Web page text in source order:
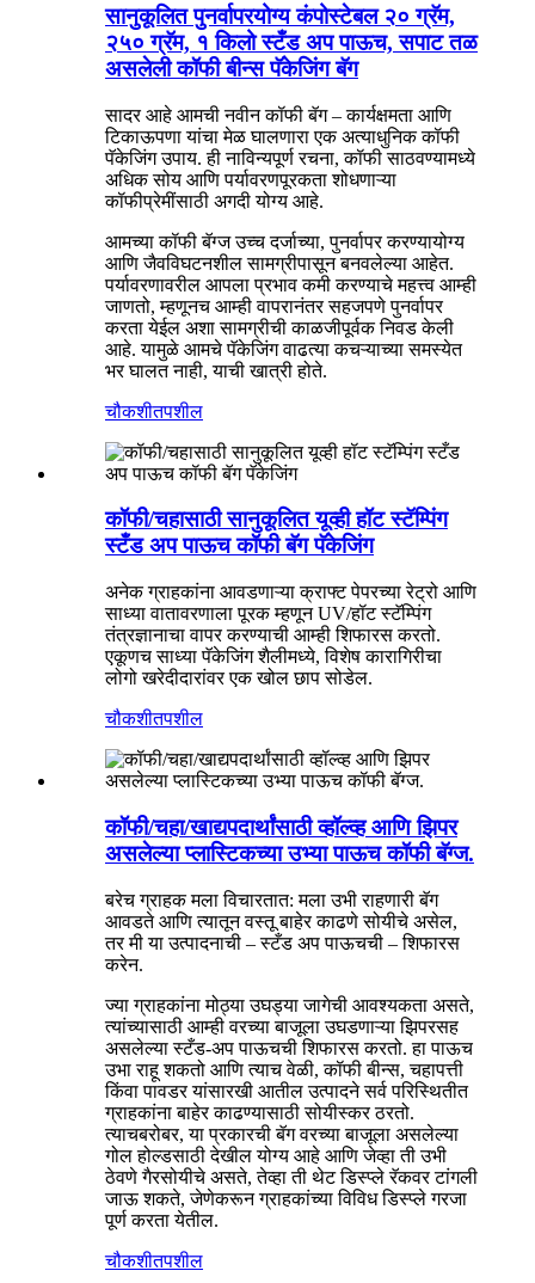
सानुकूलित पुनर्वापरयोग्य कंपोस्टेबल २० ग्रॅम,
२५० ग्रॅम, १ किलो स्टँड अप पाऊच, सपाट तळ
असलेली कॉफी बीन्स पॅकेजिंग बॅग
सादर आहे आमची नवीन कॉफी बॅग – कार्यक्षमता आणि
टिकाऊपणा यांचा मेळ घालणारा एक अत्याधुनिक कॉफी
पॅकेजिंग उपाय. ही नाविन्यपूर्ण रचना, कॉफी साठवण्यामध्ये
अधिक सोय आणि पर्यावरणपूरकता शोधणाऱ्या
कॉफीप्रेमींसाठी अगदी योग्य आहे.
आमच्या कॉफी बॅग्ज उच्च दर्जाच्या, पुनर्वापर करण्यायोग्य
आणि जैवविघटनशील सामग्रीपासून बनवलेल्या आहेत.
पर्यावरणावरील आपला प्रभाव कमी करण्याचे महत्त्व आम्ही
जाणतो, म्हणूनच आम्ही वापरानंतर सहजपणे पुनर्वापर
करता येईल अशा सामग्रीची काळजीपूर्वक निवड केली
आहे. यामुळे आमचे पॅकेजिंग वाढत्या कचऱ्याच्या समस्येत
भर घालत नाही, याची खात्री होते.
चौकशीतपशील
कॉफी/चहासाठी सानुकूलित यूव्ही हॉट स्टॅम्पिंग
स्टँड अप पाऊच कॉफी बॅग पॅकेजिंग
अनेक ग्राहकांना आवडणाऱ्या क्राफ्ट पेपरच्या रेट्रो आणि
साध्या वातावरणाला पूरक म्हणून UV/हॉट स्टॅम्पिंग
तंत्रज्ञानाचा वापर करण्याची आम्ही शिफारस करतो.
एकूणच साध्या पॅकेजिंग शैलीमध्ये, विशेष कारागिरीचा
लोगो खरेदीदारांवर एक खोल छाप सोडेल.
चौकशीतपशील
कॉफी/चहा/खाद्यपदार्थांसाठी व्हॉल्व्ह आणि झिपर
असलेल्या प्लास्टिकच्या उभ्या पाऊच कॉफी बॅग्ज.
बरेच ग्राहक मला विचारतात: मला उभी राहणारी बॅग
आवडते आणि त्यातून वस्तू बाहेर काढणे सोयीचे असेल,
तर मी या उत्पादनाची – स्टँड अप पाऊचची – शिफारस
करेन.
ज्या ग्राहकांना मोठ्या उघड्या जागेची आवश्यकता असते,
त्यांच्यासाठी आम्ही वरच्या बाजूला उघडणाऱ्या झिपरसह
असलेल्या स्टँड-अप पाऊचची शिफारस करतो. हा पाऊच
उभा राहू शकतो आणि त्याच वेळी, कॉफी बीन्स, चहापत्ती
किंवा पावडर यांसारखी आतील उत्पादने सर्व परिस्थितीत
ग्राहकांना बाहेर काढण्यासाठी सोयीस्कर ठरतो.
त्याचबरोबर, या प्रकारची बॅग वरच्या बाजूला असलेल्या
गोल होल्डसाठी देखील योग्य आहे आणि जेव्हा ती उभी
ठेवणे गैरसोयीचे असते, तेव्हा ती थेट डिस्प्ले रॅकवर टांगली
जाऊ शकते, जेणेकरून ग्राहकांच्या विविध डिस्प्ले गरजा
पूर्ण करता येतील.
चौकशीतपशील